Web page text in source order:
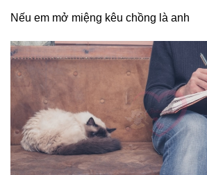
Nếu em mở miệng kêu chồng là anh